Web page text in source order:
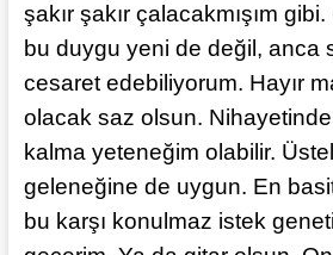
şakır şakır çalacakmışım
bu duygu yeni de değil, anca
cesaret edebiliyorum. Hayır
olacak saz olsun.
kalma yeteneğim olabilir.
geleneğine de uygun. En
bu karşı konulmaz istek